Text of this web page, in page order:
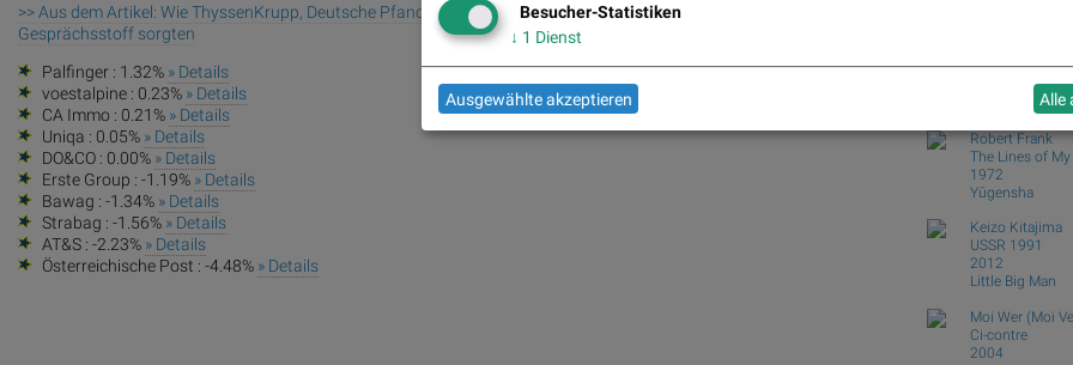
>> Aus dem Artikel: Wie ThyssenKrupp, Deutsche Pfandbriefbank, bet-at-home.com, Tesla, SMA Solar und Lyft für
Gesprächsstoff sorgten
Palfinger : 1.32% » Details
voestalpine : 0.23% » Details
CA Immo : 0.21% » Details
Uniqa : 0.05% » Details
DO&CO : 0.00% » Details
Erste Group : -1.19% » Details
Bawag : -1.34% » Details
Strabag : -1.56% » Details
AT&S : -2.23% » Details
Österreichische Post : -4.48% » Details
Tumult
Galerist &
Robert Frank
The Lines of My
1972
Yūgensha
Keizo Kitajima
USSR 1991
2012
Little Big Man
Moi Wer (Moi
Ci-contre
2004
Besucher-Statistiken
↓ 1 Dienst
Ausgewählte akzeptieren Alle